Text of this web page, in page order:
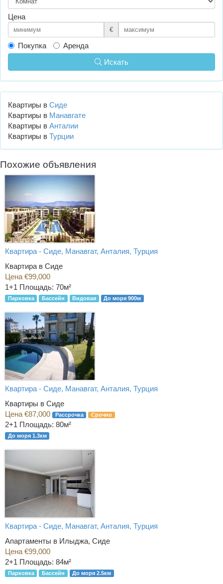
Цена
€
Покупка
Аренда
Искать
Квартиры в Сиде
Квартиры в Манавгате
Квартиры в Анталии
Квартиры в Турции
Похожие объявления
Квартира - Сиде, Манавгат, Анталия, Турция
Квартира в Сиде
Цена €99,000
1+1 Площадь: 70м²
Парковка Бассейн Видовая До моря 900м
Квартира - Сиде, Манавгат, Анталия, Турция
Квартиры в Сиде
Цена €87,000
Рассрочка Срочно
2+1 Площадь: 80м²
До моря 1.3км
Квартира - Сиде, Манавгат, Анталия, Турция
Апартаменты в Илыджа, Сиде
Цена €99,000
2+1 Площадь: 84м²
Парковка Бассейн До моря 2.5км